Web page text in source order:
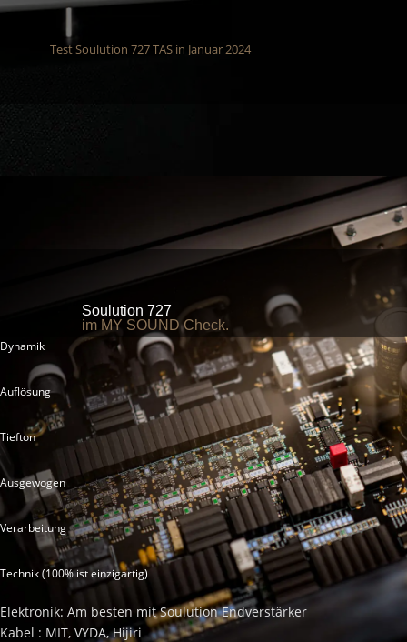
Test Soulution 727 TAS in Januar 2024
Soulution 727
im MY SOUND Check.
Dynamik
Auflösung
Tiefton
Ausgewogen
Verarbeitung
Technik (100% ist einzigartig)
Elektronik: Am besten mit Soulution Endverstärker
Kabel : MIT, VYDA, Hijiri